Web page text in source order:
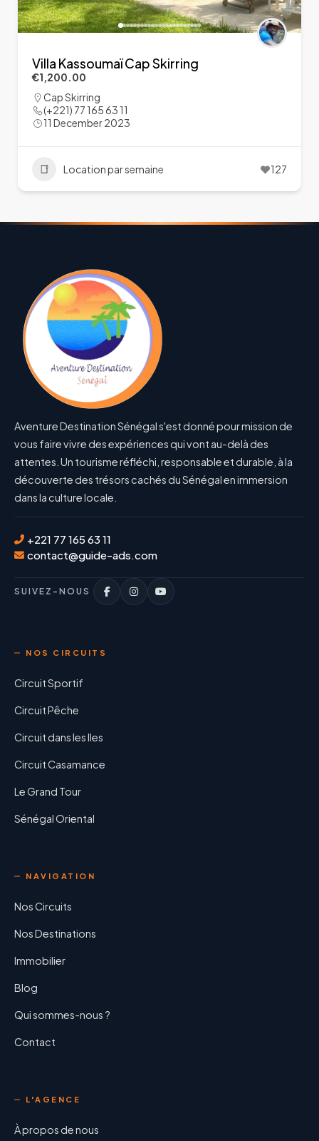
Villa Kassoumaï Cap Skirring
€1,200.00
Cap Skirring
(+221) 77 165 63 11
11 December 2023
Location par semaine 127
Aventure Destination Sénégal s'est donné pour mission de
vous faire vivre des expériences qui vont au-delà des
attentes. Un tourisme réfléchi, responsable et durable, à la
découverte des trésors cachés du Sénégal en immersion
dans la culture locale.
+221 77 165 63 11
contact@guide-ads.com
SUIVEZ-NOUS
NOS CIRCUITS
Circuit Sportif
Circuit Pêche
Circuit dans les Iles
Circuit Casamance
Le Grand Tour
Sénégal Oriental
NAVIGATION
Nos Circuits
Nos Destinations
Immobilier
Blog
Qui sommes-nous ?
Contact
L'AGENCE
À propos de nous